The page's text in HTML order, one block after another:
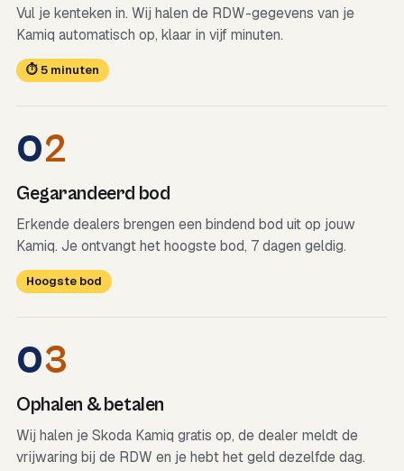
Vul je kenteken in. Wij halen de RDW-gegevens van je
Kamiq automatisch op, klaar in vijf minuten.
⏱ 5 minuten
02
Gegarandeerd bod
Erkende dealers brengen een bindend bod uit op jouw
Kamiq. Je ontvangt het hoogste bod, 7 dagen geldig.
Hoogste bod
03
Ophalen & betalen
Wij halen je Skoda Kamiq gratis op, de dealer meldt de
vrijwaring bij de RDW en je hebt het geld dezelfde dag.